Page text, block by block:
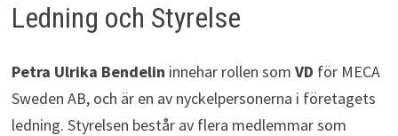
Ledning och Styrelse
Petra Ulrika Bendelin innehar rollen som VD för MECA
Sweden AB, och är en av nyckelpersonerna i företagets
ledning. Styrelsen består av flera medlemmar som